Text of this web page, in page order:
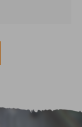
und 16 des
Gemeinderat